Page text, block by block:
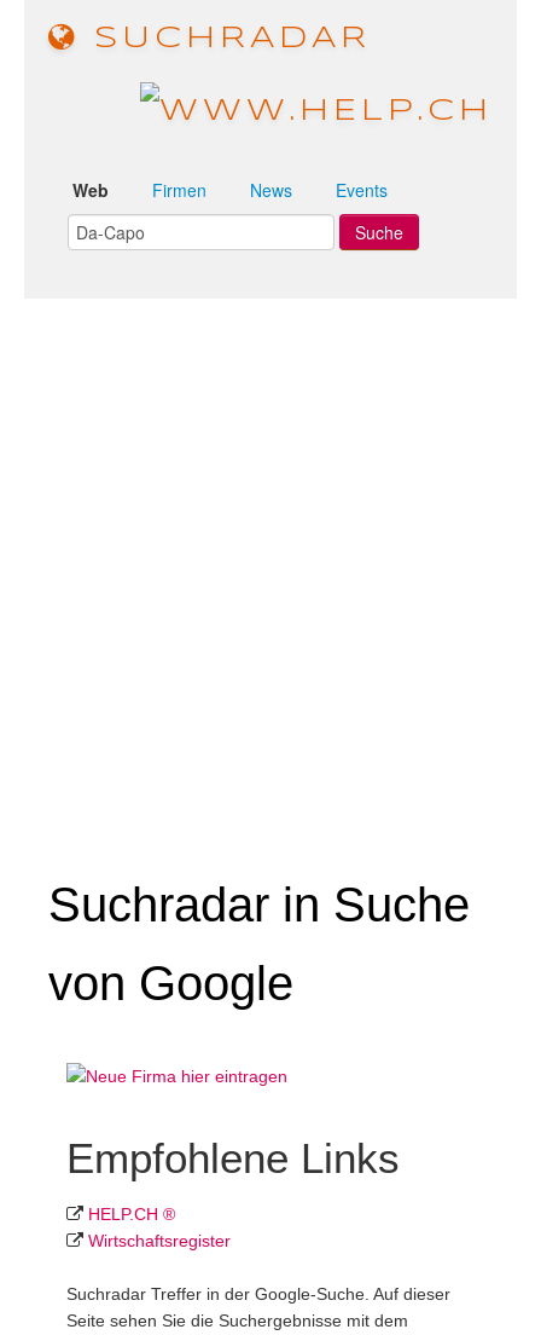
SUCHRADAR
Web Firmen News Events
Suchradar in Suche
von Google
Empfohlene Links
HELP.CH ®
Wirtschafts­register
Suchradar Treffer in der Google-Suche. Auf dieser
Seite sehen Sie die Suchergebnisse mit dem